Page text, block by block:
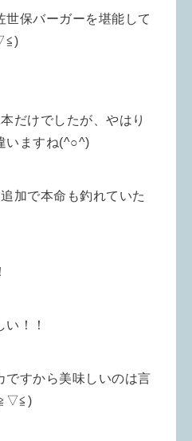
世保バーガーを堪能して
だけでしたが、やはり
いますね(^○^)
加で本命も釣れていた
！！
ですから美味しいのは言